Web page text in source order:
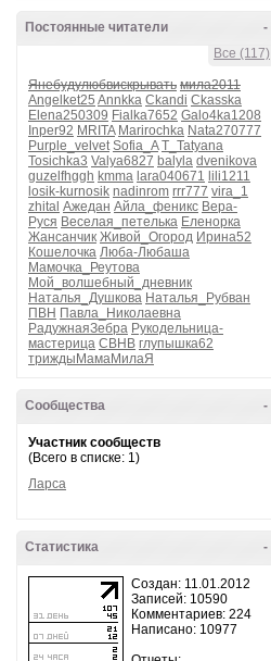
-
Постоянные читатели
Все (117)
Янебудулюбвискрывать мила2011
Angelket25 Annkka Ckandi Ckasska
Elena250309 Fialka7652 Galo4ka1208
Inper92 MRITA Marirochka Nata270777
Purple_velvet Sofia_A T_Tatyana
Tosichka3 Valya6827 balyla dvenikova
guzelfhggh kmma lara040671 lili1211
losik-kurnosik nadinrom rrr777 vira_1
zhital Ажедан Айла_феникс Вера-
Руся Веселая_петелька Еленорка
Жансанчик Живой_Огород Ирина52
Кошелочка Люба-Любаша
Мамочка_Реутова
Мой_волшебный_дневник
Наталья_Душкова Наталья_Рубван
ПВН Павла_Николаевна
РадужнаяЗебра Рукодельница-
мастерица СВНВ глупышка62
триждыМамаМилаЯ
-
Сообщества
Участник сообществ
(Всего в списке: 1)
Ларса
-
Статистика
Создан: 11.01.2012
Записей: 10590
Комментариев: 224
Написано: 10977